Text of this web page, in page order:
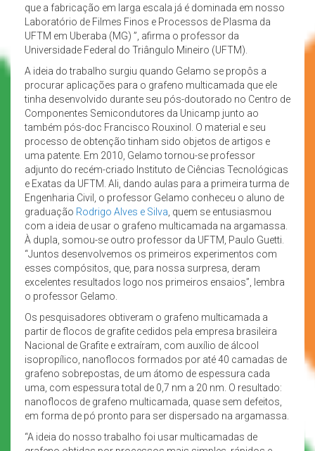
que a fabricação em larga escala já é dominada em nosso
Laboratório de Filmes Finos e Processos de Plasma da
UFTM em Uberaba (MG) ”, afirma o professor da
Universidade Federal do Triângulo Mineiro (UFTM).
A ideia do trabalho surgiu quando Gelamo se propôs a
procurar aplicações para o grafeno multicamada que ele
tinha desenvolvido durante seu pós-doutorado no Centro de
Componentes Semicondutores da Unicamp junto ao
também pós-doc Francisco Rouxinol. O material e seu
processo de obtenção tinham sido objetos de artigos e
uma patente. Em 2010, Gelamo tornou-se professor
adjunto do recém-criado Instituto de Ciências Tecnológicas
e Exatas da UFTM. Ali, dando aulas para a primeira turma de
Engenharia Civil, o professor Gelamo conheceu o aluno de
graduação Rodrigo Alves e Silva , quem se entusiasmou
com a ideia de usar o grafeno multicamada na argamassa.
À dupla, somou-se outro professor da UFTM, Paulo Guetti.
“Juntos desenvolvemos os primeiros experimentos com
esses compósitos, que, para nossa surpresa, deram
excelentes resultados logo nos primeiros ensaios”, lembra
o professor Gelamo.
Os pesquisadores obtiveram o grafeno multicamada a
partir de flocos de grafite cedidos pela empresa brasileira
Nacional de Grafite e extraíram, com auxílio de álcool
isopropílico, nanoflocos formados por até 40 camadas de
grafeno sobrepostas, de um átomo de espessura cada
uma, com espessura total de 0,7 nm a 20 nm. O resultado:
nanoflocos de grafeno multicamada, quase sem defeitos,
em forma de pó pronto para ser dispersado na argamassa.
“A ideia do nosso trabalho foi usar multicamadas de